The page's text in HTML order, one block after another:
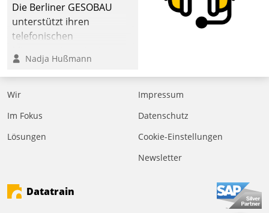
Die Berliner GESOBAU
unterstützt ihren
telefonischen
digitalen Cockpit, das
situationsbezogen
passende Fragen und
Eine intuitive
Dialogführung ermöglicht
effizienter zu bearbeiten.
Nadja Hußmann
Wir
Im Fokus
Lösungen
Impressum
Datenschutz
Cookie-Einstellungen
Newsletter
Datatrain